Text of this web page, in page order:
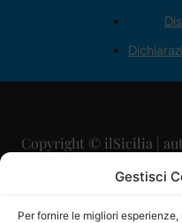
Gestisci
Per fornire le migliori
Copyright © ilSicilia |